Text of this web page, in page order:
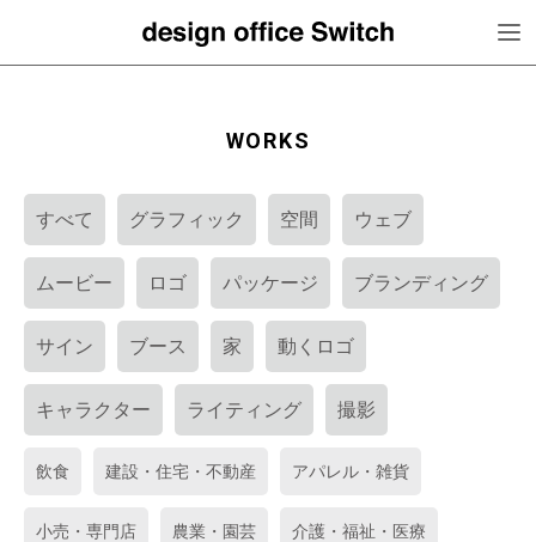
WORKS
すべて グラフィック 空間 ウェブ
ムービー ロゴ パッケージ ブランディング
サイン ブース 家 動くロゴ
キャラクター ライティング 撮影
飲食 建設・住宅・不動産 アパレル・雑貨
小売・専門店 農業・園芸 介護・福祉・医療